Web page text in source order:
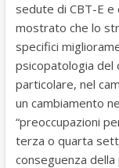
sedute di CBT-E e
mostrato che lo
specifici
psicopatologia del
particolare, nel
un cambiamento
“preoccupazioni
terza o quarta
conseguenza